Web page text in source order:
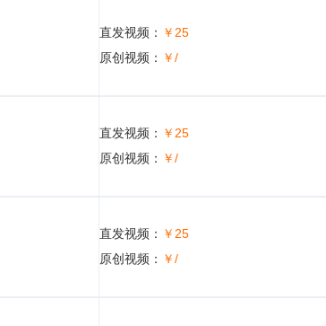
直发视频： ￥25
原创视频： ￥/
直发视频： ￥25
原创视频： ￥/
直发视频： ￥25
原创视频： ￥/